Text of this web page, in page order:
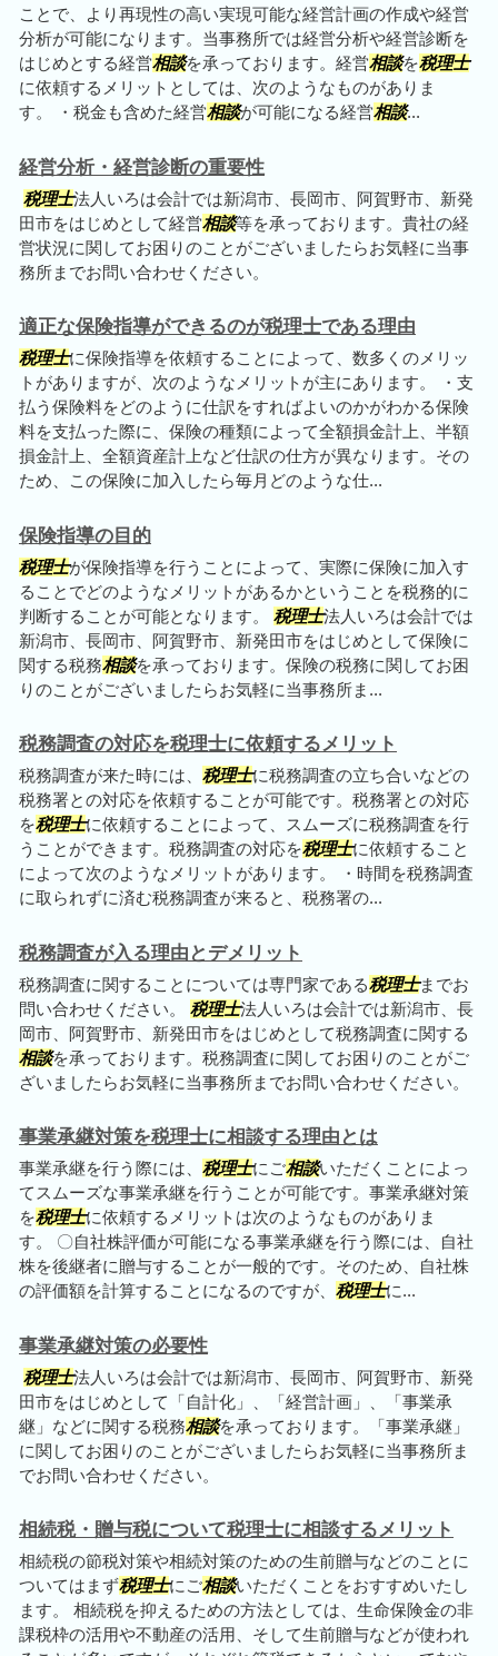
ことで、より再現性の高い実現可能な経営計画の作成や経営
分析が可能になります。当事務所では経営分析や経営診断を
はじめとする経営相談を承っております。経営相談を税理士
に依頼するメリットとしては、次のようなものがありま
す。 ・税金も含めた経営相談が可能になる経営相談...
経営分析・経営診断の重要性
税理士法人いろは会計では新潟市、長岡市、阿賀野市、新発
田市をはじめとして経営相談等を承っております。貴社の経
営状況に関してお困りのことがございましたらお気軽に当事
務所までお問い合わせください。
適正な保険指導ができるのが税理士である理由
税理士に保険指導を依頼することによって、数多くのメリッ
トがありますが、次のようなメリットが主にあります。 ・支
払う保険料をどのように仕訳をすればよいのかがわかる保険
料を支払った際に、保険の種類によって全額損金計上、半額
損金計上、全額資産計上など仕訳の仕方が異なります。その
ため、この保険に加入したら毎月どのような仕...
保険指導の目的
税理士が保険指導を行うことによって、実際に保険に加入す
ることでどのようなメリットがあるかということを税務的に
判断することが可能となります。 税理士法人いろは会計では
新潟市、長岡市、阿賀野市、新発田市をはじめとして保険に
関する税務相談を承っております。保険の税務に関してお困
りのことがございましたらお気軽に当事務所ま...
税務調査の対応を税理士に依頼するメリット
税務調査が来た時には、 税理士に税務調査の立ち合いなどの
税務署との対応を依頼することが可能です。税務署との対応
を税理士に依頼することによって、スムーズに税務調査を行
うことができます。税務調査の対応を税理士に依頼すること
によって次のようなメリットがあります。 ・時間を税務調査
に取られずに済む税務調査が来ると、税務署の...
税務調査が入る理由とデメリット
税務調査に関することについては専門家である税理士までお
問い合わせください。 税理士法人いろは会計では新潟市、長
岡市、阿賀野市、新発田市をはじめとして税務調査に関する
相談を承っております。税務調査に関してお困りのことがご
ざいましたらお気軽に当事務所までお問い合わせください。
事業承継対策を税理士に相談する理由とは
事業承継を行う際には、 税理士にご相談いただくことによっ
てスムーズな事業承継を行うことが可能です。事業承継対策
を税理士に依頼するメリットは次のようなものがありま
す。 〇自社株評価が可能になる事業承継を行う際には、自社
株を後継者に贈与することが一般的です。そのため、自社株
の評価額を計算することになるのですが、 税理士に...
事業承継対策の必要性
税理士法人いろは会計では新潟市、長岡市、阿賀野市、新発
田市をはじめとして「自計化」、「経営計画」、「事業承
継」などに関する税務相談を承っております。「事業承継」
に関してお困りのことがございましたらお気軽に当事務所ま
でお問い合わせください。
相続税・贈与税について税理士に相談するメリット
相続税の節税対策や相続対策のための生前贈与などのことに
ついてはまず税理士にご相談いただくことをおすすめいたし
ます。 相続税を抑えるための方法としては、生命保険金の非
課税枠の活用や不動産の活用、そして生前贈与などが使われ